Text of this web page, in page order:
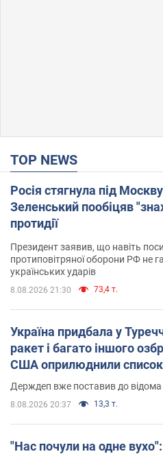
TOP NEWS
Росія стягнула під
Зеленський пообіцяв
протидії
Президент заявив, що навіть
протиповітряної оборони РФ не
українських ударів
8.08.2026 21:30 73,4 т.
Україна придбала у
ракет і багато іншого
США оприлюднили список
Держдеп вже поставив до
8.08.2026 20:37 13,3 т.
"Нас почули на одне